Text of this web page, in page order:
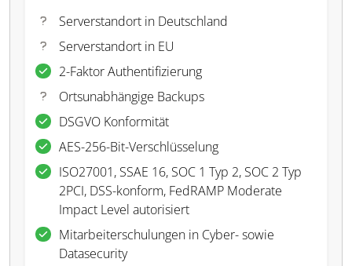
Serverstandort in Deutschland
Serverstandort in EU
2-Faktor Authentifizierung
Ortsunabhängige Backups
DSGVO Konformität
AES-256-Bit-Verschlüsselung
ISO27001, SSAE 16, SOC 1 Typ 2, SOC 2 Typ
2PCI, DSS-konform, FedRAMP Moderate
Impact Level autorisiert
Mitarbeiterschulungen in Cyber- sowie
Datasecurity